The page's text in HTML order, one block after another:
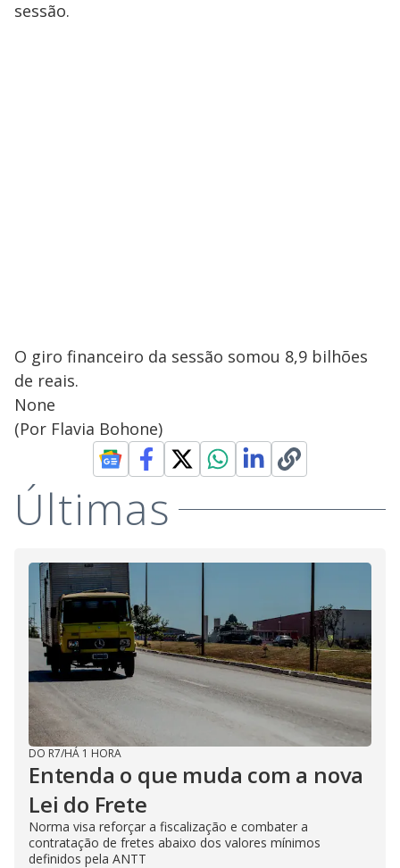
sessão.
O giro financeiro da sessão somou 8,9 bilhões
de reais.
None
(Por Flavia Bohone)
Últimas
DO R7/HÁ 1 HORA
Entenda o que muda com a nova
Lei do Frete
Norma visa reforçar a fiscalização e combater a
contratação de fretes abaixo dos valores mínimos
definidos pela ANTT